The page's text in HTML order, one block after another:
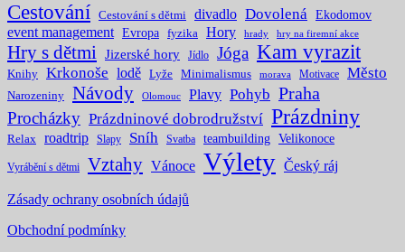
Cestování Cestování s dětmi divadlo Dovolená Ekodomov
event management Evropa fyzika Hory hrady hry na firemní akce
Hry s dětmi Jizerské hory Jídlo Jóga Kam vyrazit
Knihy Krkonoše lodě Lyže Minimalismus morava Motivace Město
Narozeniny Návody Olomouc Plavy Pohyb Praha
Procházky Prázdninové dobrodružství Prázdniny
Relax roadtrip Slapy Sníh Svatba teambuilding Velikonoce
Vyrábění s dětmi Vztahy Vánoce Výlety Český ráj
Zásady ochrany osobních údajů
Obchodní podmínky